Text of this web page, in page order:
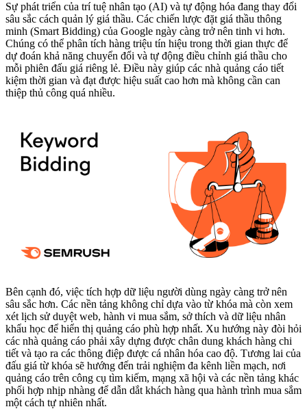
Sự phát triển của trí tuệ nhân tạo (AI) và tự động hóa đang thay đổi
sâu sắc cách quản lý giá thầu. Các chiến lược đặt giá thầu thông
minh (Smart Bidding) của Google ngày càng trở nên tinh vi hơn.
Chúng có thể phân tích hàng triệu tín hiệu trong thời gian thực để
dự đoán khả năng chuyển đổi và tự động điều chỉnh giá thầu cho
mỗi phiên đấu giá riêng lẻ. Điều này giúp các nhà quảng cáo tiết
kiệm thời gian và đạt được hiệu suất cao hơn mà không cần can
thiệp thủ công quá nhiều.
Bên cạnh đó, việc tích hợp dữ liệu người dùng ngày càng trở nên
sâu sắc hơn. Các nền tảng không chỉ dựa vào từ khóa mà còn xem
xét lịch sử duyệt web, hành vi mua sắm, sở thích và dữ liệu nhân
khẩu học để hiển thị quảng cáo phù hợp nhất. Xu hướng này đòi hỏi
các nhà quảng cáo phải xây dựng được chân dung khách hàng chi
tiết và tạo ra các thông điệp được cá nhân hóa cao độ. Tương lai của
đấu giá từ khóa sẽ hướng đến trải nghiệm đa kênh liền mạch, nơi
quảng cáo trên công cụ tìm kiếm, mạng xã hội và các nền tảng khác
phối hợp nhịp nhàng để dẫn dắt khách hàng qua hành trình mua sắm
một cách tự nhiên nhất.